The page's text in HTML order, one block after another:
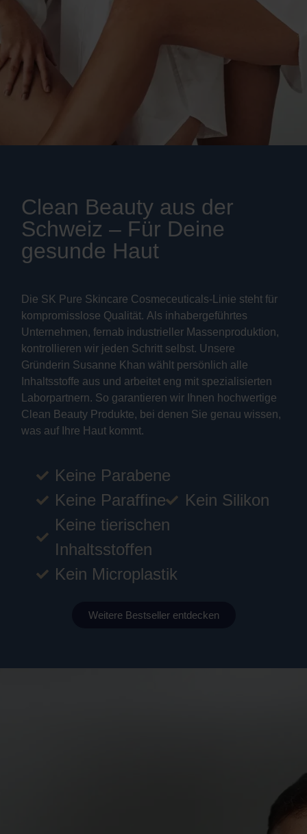
Clean Beauty aus der
Schweiz – Für Deine
gesunde Haut
Die SK Pure Skincare Cosmeceuticals-Linie steht für
kompromisslose Qualität. Als inhabergeführtes
Unternehmen, fernab industrieller Massenproduktion,
kontrollieren wir jeden Schritt selbst. Unsere
Gründerin Susanne Khan wählt persönlich alle
Inhaltsstoffe aus und arbeitet eng mit spezialisierten
Laborpartnern. So garantieren wir Ihnen hochwertige
Clean Beauty Produkte, bei denen Sie genau wissen,
was auf Ihre Haut kommt.
Keine Parabene
Keine Paraffine
Kein Silikon
Keine tierischen
Inhaltsstoffen
Kein Microplastik
Weitere Bestseller entdecken